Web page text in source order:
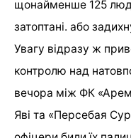
щонайменше 125
затоптані. або
Увагу відразу ж
контролю над
вечора між ФК
Яві та «Персебая